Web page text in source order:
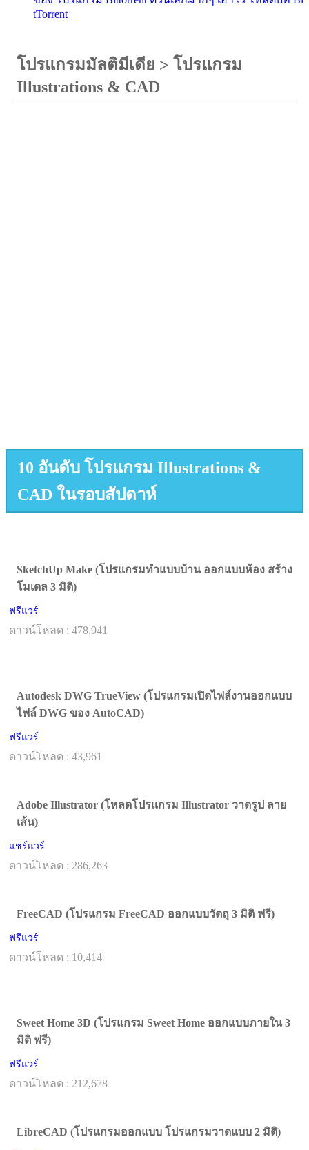
tTorrent
โปรแกรมมัลติมีเดีย > โปรแกรม
Illustrations & CAD
10 อันดับ โปรแกรม Illustrations &
CAD ในรอบสัปดาห์
SketchUp Make (โปรแกรมทำแบบบ้าน ออกแบบห้อง สร้าง
โมเดล 3 มิติ)
ฟรีแวร์
ดาวน์โหลด : 478,941
Autodesk DWG TrueView (โปรแกรมเปิดไฟล์งานออกแบบ
ไฟล์ DWG ของ AutoCAD)
ฟรีแวร์
ดาวน์โหลด : 43,961
Adobe Illustrator (โหลดโปรแกรม Illustrator วาดรูป ลาย
เส้น)
แชร์แวร์
ดาวน์โหลด : 286,263
FreeCAD (โปรแกรม FreeCAD ออกแบบวัตถุ 3 มิติ ฟรี)
ฟรีแวร์
ดาวน์โหลด : 10,414
Sweet Home 3D (โปรแกรม Sweet Home ออกแบบภายใน 3
มิติ ฟรี)
ฟรีแวร์
ดาวน์โหลด : 212,678
LibreCAD (โปรแกรมออกแบบ โปรแกรมวาดแบบ 2 มิติ)